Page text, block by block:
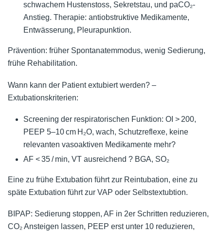
schwachem Hustenstoss, Sekretstau, und paCO₂-
Anstieg. Therapie: antiobstruktive Medikamente,
Entwässerung, Pleurapunktion.
Prävention: früher Spontanatemmodus, wenig Sedierung,
frühe Rehabilitation.
Wann kann der Patient extubiert werden? –
Extubationskriterien:
Screening der respiratorischen Funktion: OI > 200,
PEEP 5–10 cm H₂O, wach, Schutzreflexe, keine
relevanten vasoaktiven Medikamente mehr?
AF < 35 / min, VT ausreichend ? BGA, SO₂
Eine zu frühe Extubation führt zur Reintubation, eine zu
späte Extubation führt zur VAP oder Selbstextubtion.
BIPAP: Sedierung stoppen, AF in 2er Schritten reduzieren,
CO₂ Ansteigen lassen, PEEP erst unter 10 reduzieren,